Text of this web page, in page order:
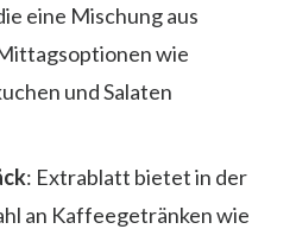
eine Mischung aus
wie
und Salaten
: Extrablatt bietet in der
an Kaffeegetränken wie